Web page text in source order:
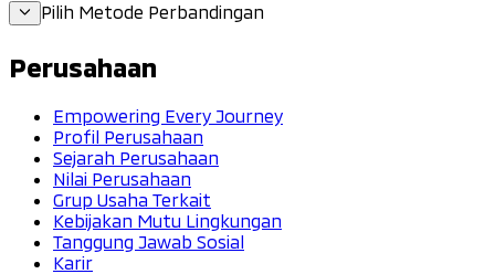
Pilih Metode Perbandingan
Perusahaan
Empowering Every Journey
Profil Perusahaan
Sejarah Perusahaan
Nilai Perusahaan
Grup Usaha Terkait
Kebijakan Mutu Lingkungan
Tanggung Jawab Sosial
Karir